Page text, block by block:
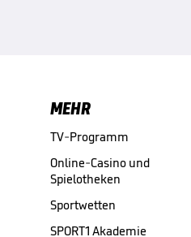
MEHR
TV-Programm
Online-Casino und
Spielotheken
Sportwetten
SPORT1 Akademie